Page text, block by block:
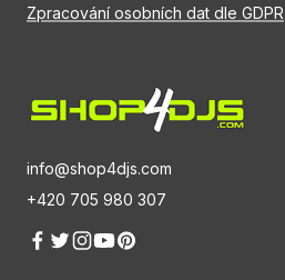
info@shop4djs.com
+420 705 980 307
Zpracování osobních dat dle GDPR